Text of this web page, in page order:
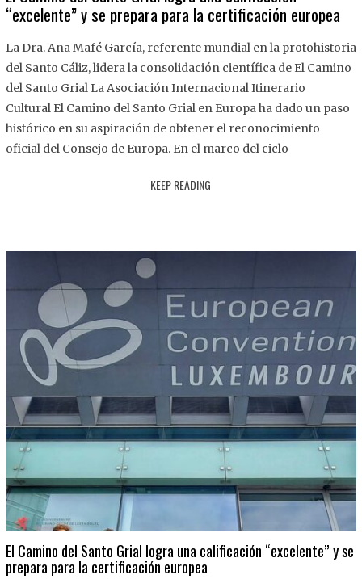
.
8
2
2
“excelente” y se prepara para la certificación europea
La Dra. Ana Mafé García, referente mundial en la protohistoria
del Santo Cáliz, lidera la consolidación científica de El Camino
del Santo Grial La Asociación Internacional Itinerario
Cultural El Camino del Santo Grial en Europa ha dado un paso
histórico en su aspiración de obtener el reconocimiento
oficial del Consejo de Europa. En el marco del ciclo
KEEP READING
El Camino del Santo Grial logra una calificación “excelente” y se
prepara para la certificación europea